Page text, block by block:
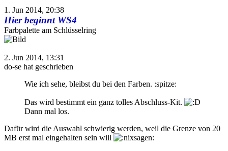
1. Jun 2014, 20:38
Hier beginnt WS4
Farbpalette am Schlüsselring
2. Jun 2014, 13:31
do-se hat geschrieben
Wie ich sehe, bleibst du bei den Farben. :spitze:
Das wird bestimmt ein ganz tolles Abschluss-Kit.
Dann mal los.
Dafür wird die Auswahl schwierig werden, weil die Grenze von 20
MB erst mal eingehalten sein will